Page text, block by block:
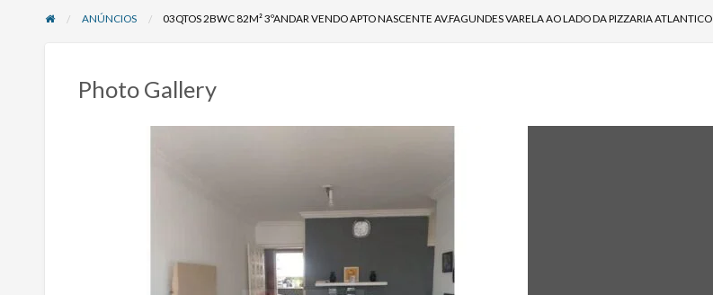
ANÚNCIOS 03QTOS 2BWC 82M² 3ºANDAR VENDO APTO NASCENTE AV.FAGUNDES VARELA AO LADO DA PIZZARIA ATLANTICO
Photo Gallery